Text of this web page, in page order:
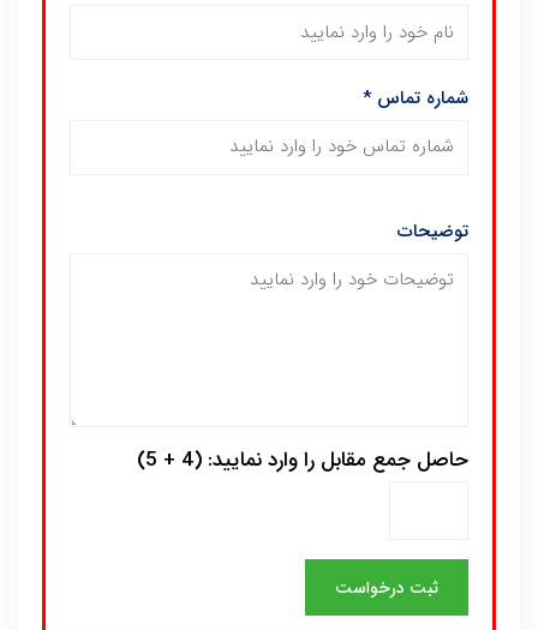
شماره تماس*
توضیحات
حاصل جمع مقابل را وارد نمایید: (4 + 5)